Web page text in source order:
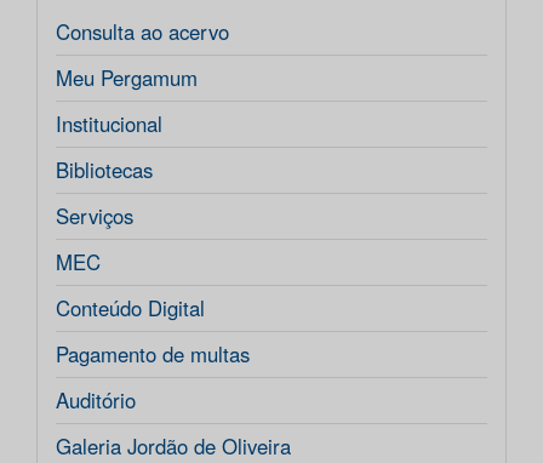
Consulta ao acervo
Meu Pergamum
Institucional
Bibliotecas
Serviços
MEC
Conteúdo Digital
Pagamento de multas
Auditório
Galeria Jordão de Oliveira